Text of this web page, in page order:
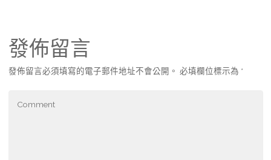
發佈留言
發佈留言必須填寫的電子郵件地址不會公開。 必填欄位標示為 *